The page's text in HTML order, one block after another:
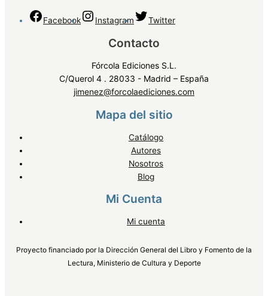
Facebook Instagram Twitter
Contacto
Fórcola Ediciones S.L.
C/Querol 4 . 28033 - Madrid – España
jimenez@forcolaediciones.com
Mapa del sitio
Catálogo
Autores
Nosotros
Blog
Mi Cuenta
Mi cuenta
Proyecto financiado por la Dirección General del Libro y Fomento de la
Lectura, Ministerio de Cultura y Deporte